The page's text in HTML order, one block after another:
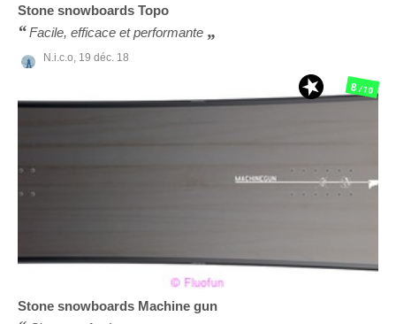
Stone snowboards Topo
Facile, efficace et performante
N.i.c.o, 19 déc. 18
Stone snowboards Machine gun
8/10